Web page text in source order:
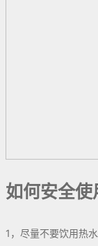
如何安全使
1，尽量不要饮用热水